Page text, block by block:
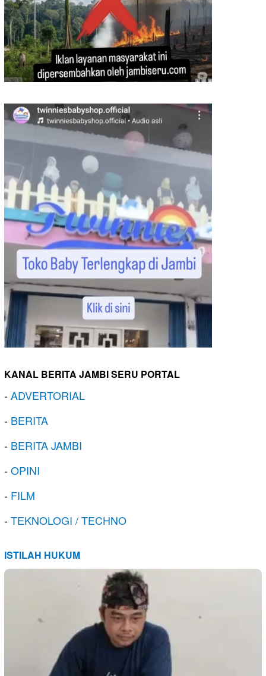
KANAL BERITA JAMBI SERU PORTAL
-ADVERTORIAL
- BERITA
- BERITA JAMBI
-OPINI
- FILM
-TEKNOLOGI / TECHNO
ISTILAH HUKUM